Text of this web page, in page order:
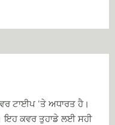
ਟਾਈਪ 'ਤੇ ਅਧਾਰਤ ਹੈ।
ਇਹ ਕਵਰ ਤੁਹਾਡੇ ਲਈ ਸਹੀ